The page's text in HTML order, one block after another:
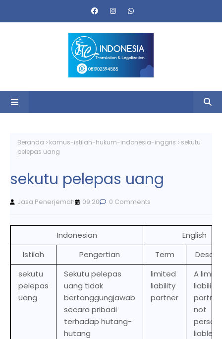
Beranda kamus-istilah-hukum-indonesia-inggris
sekutu
pelepas uang
sekutu pelepas uang
Jasa Penerjemah 09.20 0 Comments
Indonesian
English
Istilah
Pengertian Term
sekutu
pelepas
uang
Sekutu pelepas
uang tidak
bertanggungjawab
secara pribadi
terhadap hutang-
hutang
limited
liability
partner
A
liability
not
liable